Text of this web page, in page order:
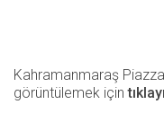
Kahramanmaraş Piazza
görüntülemek için